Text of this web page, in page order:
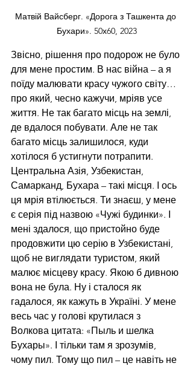
Матвій Вайсберг. «Дорога з Ташкента до
Бухари». 50х60, 2023
Звісно, рішення про подорож не було
для мене простим. В нас війна – а я
поїду малювати красу чужого світу…
про який, чесно кажучи, мріяв усе
життя. Не так багато місць на землі,
де вдалося побувати. Але не так
багато місць залишилося, куди
хотілося б устигнути потрапити.
Центральна Азія, Узбекистан,
Самарканд, Бухара – такі місця. І ось
ця мрія втілюється. Ти знаєш, у мене
є серія під назвою «Чужі будинки». І
мені здалося, що пристойно буде
продовжити цю серію в Узбекистані,
щоб не виглядати туристом, який
малює місцеву красу. Якою б дивною
вона не була. Ну і сталося як
гадалося, як кажуть в Україні. У мене
весь час у голові крутилася з
Волкова цитата: «Пыль и шелка
Бухары». І тільки там я зрозумів,
чому пил. Тому що пил – це навіть не